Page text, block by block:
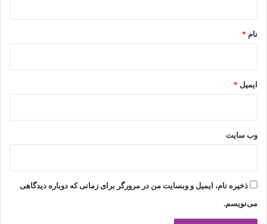
نام *
ایمیل *
وب‌ سایت
ذخیره نام، ایمیل و وبسایت من در مرورگر برای زمانی که دوباره دیدگاهی
می‌نویسم.